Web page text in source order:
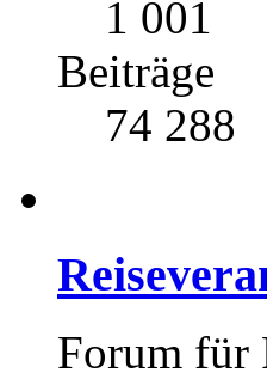
1 001
Beiträge
74 288
Forum für